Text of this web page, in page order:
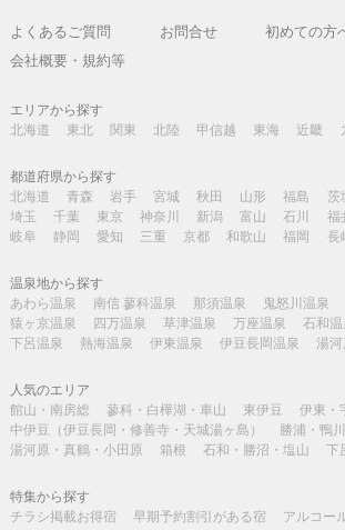
よくあるご質問 お問合せ 初めての方
会社概要・規約等
エリアから探す
北海道
東北 関東 北陸 甲信越 東海 近畿
都道府県から探す
北海道
青森 岩手 宮城 秋田 山形 福島 茨
埼玉
千葉 東京 神奈川 新潟 富山 石川 福
岐阜
静岡 愛知 三重 京都 和歌山 福岡 長
温泉地から探す
あわら温泉
南信 蓼科温泉 那須温泉 鬼怒川温泉
猿ヶ京温泉
四万温泉 草津温泉 万座温泉 石和温
下呂温泉
熱海温泉 伊東温泉 伊豆長岡温泉 湯河
人気のエリア
館山・南房総
蓼科・白樺湖・車山 東伊豆
伊東・
中伊豆（伊豆長岡・修善寺・天城湯ヶ島）
勝浦・鴨川
湯河原・真鶴・小田原
箱根 石和・勝沼・塩山 下
特集から探す
チラシ掲載お得宿
早期予約割引がある宿
アルコー